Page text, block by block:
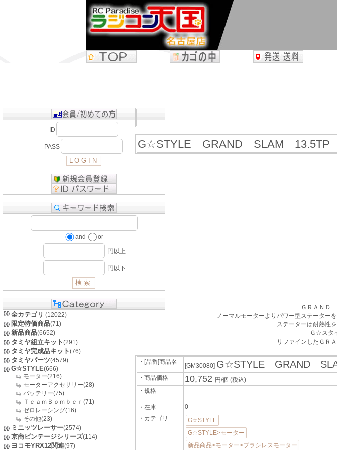
ID
PASS
and or
円以上
円以下
全カテゴリ (12022)
限定特価商品(71)
新品商品(6652)
タミヤ組立キット(291)
タミヤ完成品キット(76)
タミヤパーツ(4579)
G☆STYLE(666)
モーター(216)
モーターアクセサリー(28)
バッテリー(75)
ＴｅａｍＢｏｍｂｅｒ(71)
ゼロレーシング(16)
その他(23)
ミニッツレーサー(2574)
京商ビンテージシリーズ(114)
ヨコモYRX12関連(97)
G☆STYLE GRAND SLAM 13.5TP
ＧＲＡＮＤ
ノーマルモーターよりパワー型ステーター
ステーターは耐熱性
Ｇ☆スタ
リファインしたＧＲ
・[品番]商品名
[GM30080] G☆STYLE GRAND
・商品価格 10,752 円/個 (税込)
・規格
・在庫
0
・カテゴリ
G☆STYLE
G☆STYLE>モーター
新品商品>モーター>ブラシレスモーター